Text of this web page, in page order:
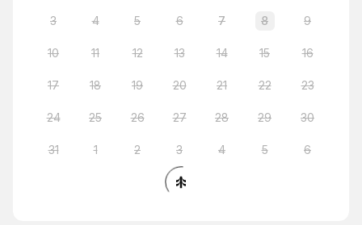
3 4 5 6 7 8 9
10 11 12 13 14 15 16
17 18 19 20 21 22 23
24 25 26 27 28 29 30
31 1 2 3 4 5 6